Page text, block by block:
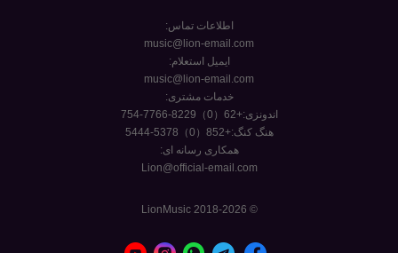
اطلاعات تماس:
music@lion-email.com
ایمیل استعلام:
music@lion-email.com
خدمات مشتری:
اندونزی:+62（0）8229-7766-754
هنگ کنگ:+852（0）5378-5444
همکاری رسانه ای:
Lion@official-email.com
© 2018-2026 LionMusic